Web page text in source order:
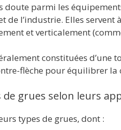
doute parmi les
de l’industrie. Elles
et verticalement
constituées d’une
flèche pour équilibrer la
grues selon leurs
types de grues, dont :